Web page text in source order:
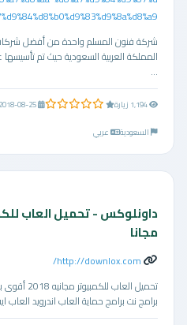
شركة فنون المسلم واحدة من أفضل شركات
0.0 من 5 نجوم
2018-08-25
السعودية
عربي
داونلوكس - تحميل العاب
مجانا
http://downlox.com/
تحميل العاب
برامج نت برامج حماية العاب اندرويد العاب